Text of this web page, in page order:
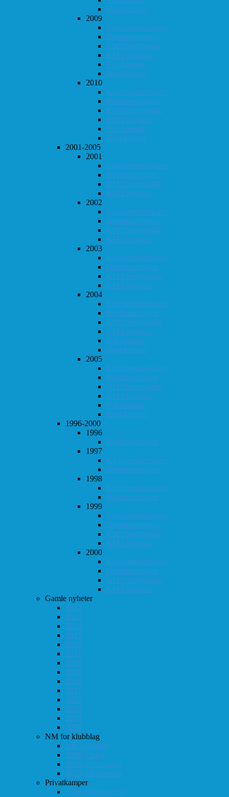
Høst-konrad
2009
Klubbmesterskapet
Høstturneringen
KM i hurtigsjakk
KM i lynsjakk
Vår-konrad
Høst-konrad
2010
Klubbmesterskapet
Høstturneringen
KM i hurtigsjakk
KM i lynsjakk
Vår-konrad
Høst-konrad
2001-2005
2001
Klubbmesterskapet
Høstturneringen
KM i hurtigsjakk
KM i lynsjakk
2002
Klubbmesterskapet
Høstturneringen
KM i hurtigsjakk
KM i lynsjakk
2003
Klubbmesterskapet
Høstturneringen
KM i hurtigsjakk
KM i lynsjakk
2004
Klubbmesterskapet
Høstturneringen
KM i hurtigsjakk
KM i lynsjakk
Vår-konrad
Høst-konrad
2005
Klubbmesterskapet
Høstturneringen
KM i hurtigsjakk
KM i lynsjakk
Vår-konrad
Høst-konrad
1996-2000
1996
Høstturneringen
1997
Klubbmesterskapet
Høstturneringen
1998
Klubbmesterskapet
Høstturneringen
1999
Klubbmesterskapet
Høstturneringen
KM i hurtigsjakk
KM i lynsjakk
2000
Klubbmesterskapet
Høstturneringen
KM i hurtigsjakk
KM i lynsjakk
Gamle nyheter
2012
2013
2014
2015
2016
2017
2018
2019
2020
2021
2022
2023
2024
2025
NM for klubblag
2003 (Asker)
2008 (Oslo)
2010 (Drammen)
2025 (Drammen)
Privatkamper
1998 (Akademisk)